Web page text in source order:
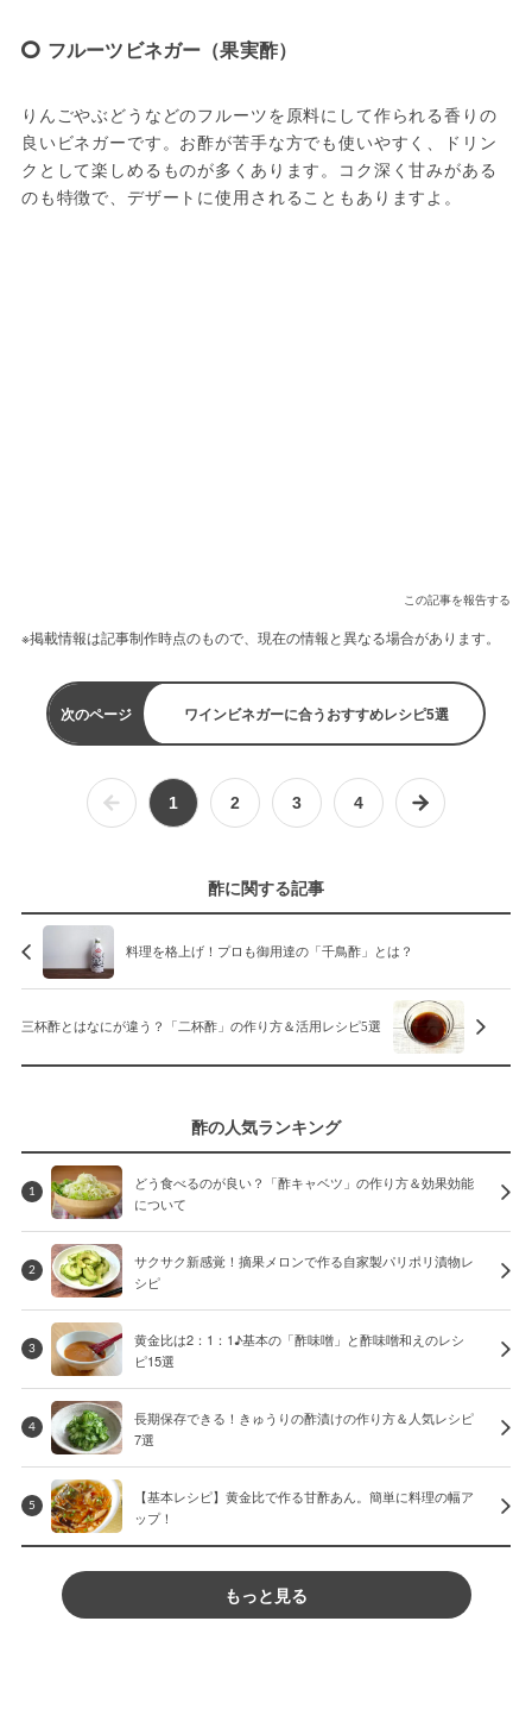
フルーツビネガー（果実酢）
りんごやぶどうなどのフルーツを原料にして作られる香りの
良いビネガーです。お酢が苦手な方でも使いやすく、ドリン
クとして楽しめるものが多くあります。コク深く甘みがある
のも特徴で、デザートに使用されることもありますよ。
この記事を報告する
※掲載情報は記事制作時点のもので、現在の情報と異なる場合があります。
次のページ ワインビネガーに合うおすすめレシピ5選
1 2 3 4
酢に関する記事
料理を格上げ！プロも御用達の「千鳥酢」とは？
三杯酢とはなにが違う？「二杯酢」の作り方＆活用レシピ5選
酢の人気ランキング
1
どう食べるのが良い？「酢キャベツ」の作り方＆効果効能
について
2
サクサク新感覚！摘果メロンで作る自家製パリポリ漬物レ
シピ
3
黄金比は2：1：1♪基本の「酢味噌」と酢味噌和えのレシ
ピ15選
4
長期保存できる！きゅうりの酢漬けの作り方＆人気レシピ
7選
5
【基本レシピ】黄金比で作る甘酢あん。簡単に料理の幅ア
ップ！
もっと見る